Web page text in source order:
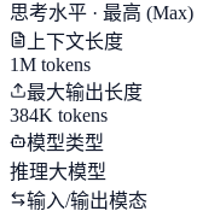
思考水平 · 最高 (Max)
上下文长度
1M tokens
最大输出长度
384K tokens
模型类型
推理大模型
输入/输出模态